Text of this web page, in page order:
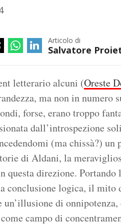
Articolo di
Salvatore
letterario alcuni (Oreste
ma non in numero
forse, erano troppo
dall’introspezione
(ma chissà?)
di Aldani, la
questa direzione.
conclusione logica, il
un’illusione di
campo di